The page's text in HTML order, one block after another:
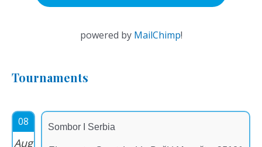
powered by MailChimp!
Tournaments
08
Aug
Sombor I Serbia